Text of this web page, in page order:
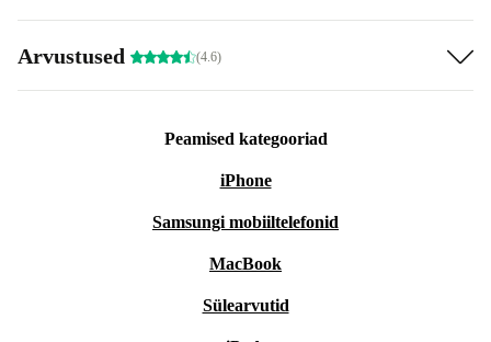
Arvustused (4.6)
Peamised kategooriad
iPhone
Samsungi mobiiltelefonid
MacBook
Sülearvutid